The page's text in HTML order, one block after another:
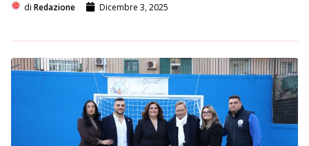
di Redazione Dicembre 3, 2025